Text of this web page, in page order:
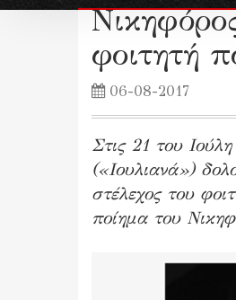
φοιτητή
06-08-2017
Στις 21 του
(«Ιουλιανά»)
στέλεχος του
ποίημα του